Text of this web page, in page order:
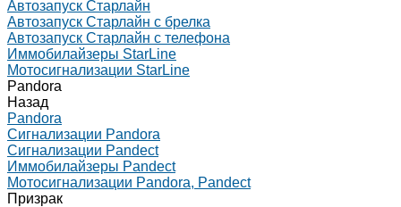
Автозапуск Старлайн
Автозапуск Старлайн с брелка
Автозапуск Старлайн с телефона
Иммобилайзеры StarLine
Мотосигнализации StarLine
Pandora
Назад
Pandora
Сигнализации Pandora
Сигнализации Pandect
Иммобилайзеры Pandect
Мотосигнализации Pandora, Pandect
Призрак